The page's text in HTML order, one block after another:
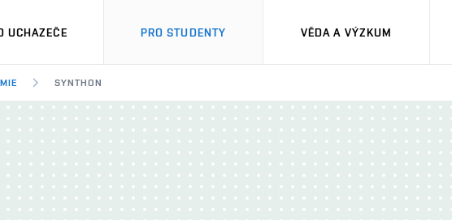
UCHAZEČE PRO STUDENTY VĚDA A VÝZKUM
SYNTHON